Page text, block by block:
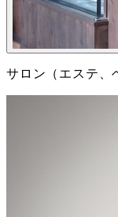
サロン（エステ、